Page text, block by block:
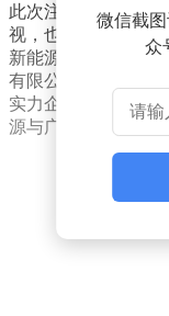
此次注册资本的增
视，也为其后续发
新能源科技由青岛
有限公司以及中央
实力企业共同持股
源与广阔的发展空间
微信截
众